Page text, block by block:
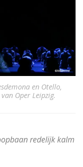
en Otello,
Oper Leipzig.
redelijk kalm